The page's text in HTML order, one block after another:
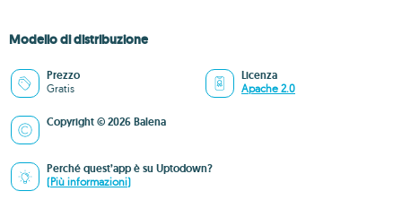
Modello di distribuzione
Prezzo
Gratis
Licenza
Apache 2.0
Copyright © 2026 Balena
Perché quest’app è su Uptodown?
(Più informazioni)